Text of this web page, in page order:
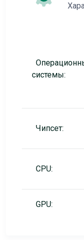
системы:
Чипсет:
CPU:
GPU: